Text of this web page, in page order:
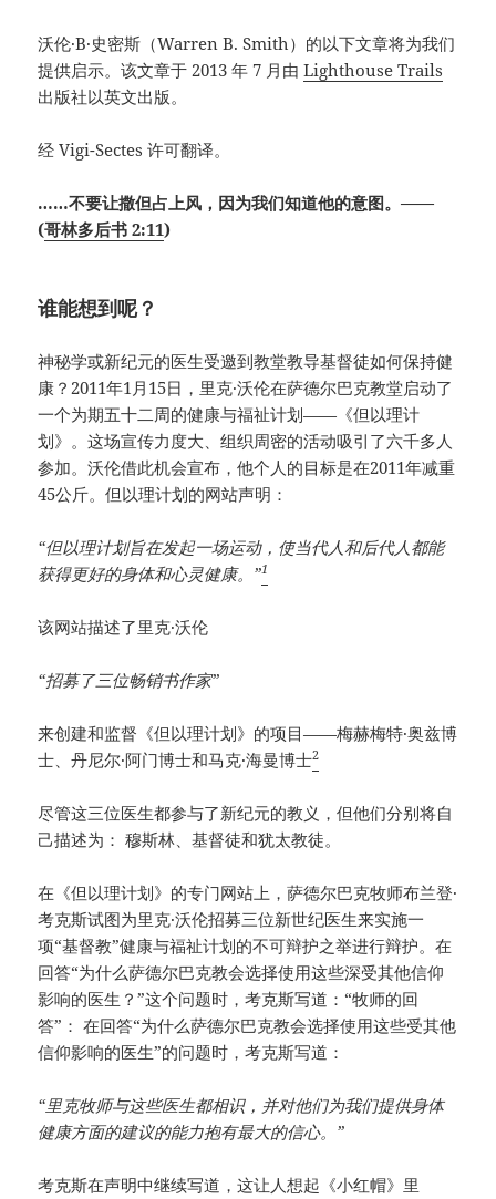
沃伦·B·史密斯（Warren B. Smith）的以下文章将为我们
提供启示。该文章于 2013 年 7 月由Lighthouse Trails
出版社以英文出版。
经 Vigi-Sectes 许可翻译。
……不要让撒但占上风，因为我们知道他的意图。——
(哥林多后书 2:11)
谁能想到呢？
神秘学或新纪元的医生受邀到教堂教导基督徒如何保持健
康？2011年1月15日，里克·沃伦在萨德尔巴克教堂启动了
一个为期五十二周的健康与福祉计划——《但以理计
划》。这场宣传力度大、组织周密的活动吸引了六千多人
参加。沃伦借此机会宣布，他个人的目标是在2011年减重
45公斤。但以理计划的网站声明：
“但以理计划旨在发起一场运动，使当代人和后代人都能
获得更好的身体和心灵健康。”1
该网站描述了里克·沃伦
“招募了三位畅销书作家”
来创建和监督《但以理计划》的项目——梅赫梅特·奥兹博
士、丹尼尔·阿门博士和马克·海曼博士2
尽管这三位医生都参与了新纪元的教义，但他们分别将自
己描述为： 穆斯林、基督徒和犹太教徒。
在《但以理计划》的专门网站上，萨德尔巴克牧师布兰登·
考克斯试图为里克·沃伦招募三位新世纪医生来实施一
项“基督教”健康与福祉计划的不可辩护之举进行辩护。在
回答“为什么萨德尔巴克教会选择使用这些深受其他信仰
影响的医生？”这个问题时，考克斯写道：“牧师的回
答”： 在回答“为什么萨德尔巴克教会选择使用这些受其他
信仰影响的医生”的问题时，考克斯写道：
“里克牧师与这些医生都相识，并对他们为我们提供身体
健康方面的建议的能力抱有最大的信心。”
考克斯在声明中继续写道，这让人想起《小红帽》里